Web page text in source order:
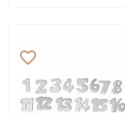
favorite_border